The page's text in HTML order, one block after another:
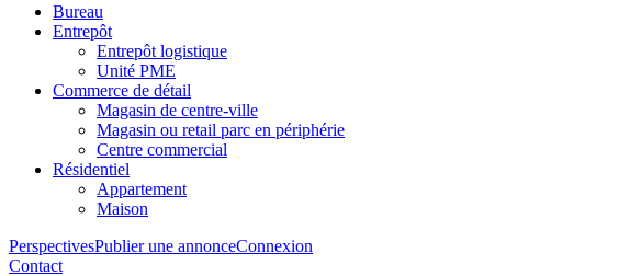
Bureau
Entrepôt
Entrepôt logistique
Unité PME
Commerce de détail
Magasin de centre-ville
Magasin ou retail parc en périphérie
Centre commercial
Résidentiel
Appartement
Maison
PerspectivesPublier une annonceConnexion
Contact